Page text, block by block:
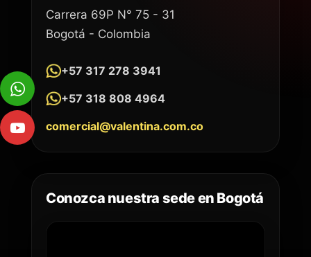
Carrera 69P N° 75 - 31
Bogotá - Colombia
+57 317 278 3941
+57 318 808 4964
comercial@valentina.com.co
Conozca nuestra sede en Bogotá